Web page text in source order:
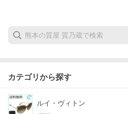
カテゴリから探す
ルイ・ヴィトン